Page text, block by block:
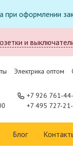
при оформлении
и
Электрика оптом
+7 926 761-
+7 495 727-
Блог